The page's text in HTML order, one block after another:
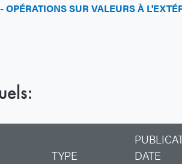
OPÉRATIONS SUR VALEURS À
TYPE
DATE